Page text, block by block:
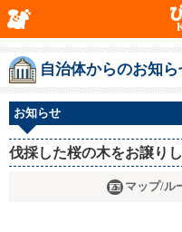
自治体からのお知ら
お知らせ
伐採した桜の木をお譲り
マップ/ル